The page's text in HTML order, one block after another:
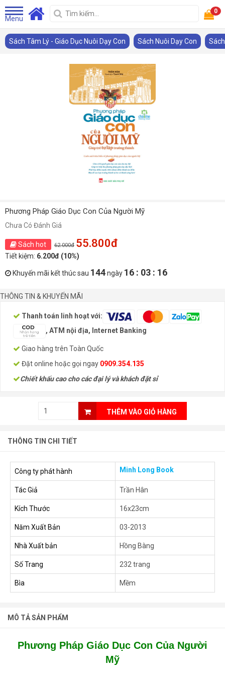
Menu
0
Sách Tâm Lý - Giáo Dục Nuôi Dạy Con Sách Nuôi Dạy Con
Phương Pháp Giáo Dục Con Của Người Mỹ
Chưa Có Đánh Giá
Sách hot 62.000đ 55.800đ
Tiết kiệm: 6.200đ (10%)
Khuyến mãi kết thúc sau 144ngày 16 : 03 : 16
THÔNG TIN & KHUYẾN MÃI
Thanh toán linh hoạt với:
, ATM nội địa, Internet Banking
Giao hàng trên Toàn Quốc
Đặt online hoặc gọi ngay 0909.354.135
Chiết khấu cao cho các đại lý và khách đặt sỉ
THÊM VÀO GIỎ HÀNG
THÔNG TIN CHI TIẾT
Công ty phát hành Minh Long Book
Tác Giả Trần Hân
Kích Thước 16x23cm
Năm Xuất Bản 03-2013
Nhà Xuất bản Hồng Bàng
Số Trang 232 trang
Bìa Mềm
MÔ TẢ SẢN PHẨM
Phương Pháp Giáo Dục Con Của Người
Mỹ